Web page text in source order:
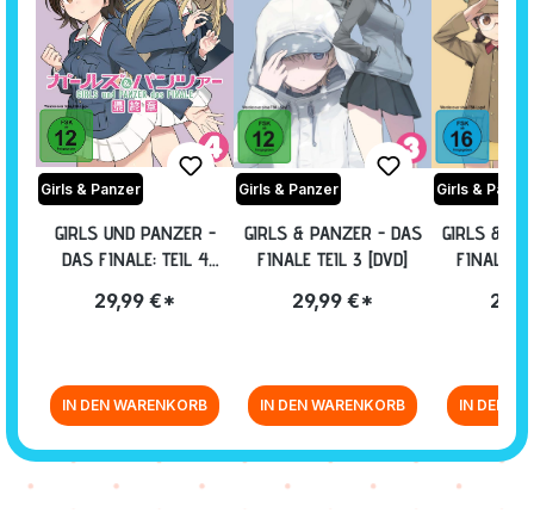
Girls & Panzer
GIRLS UND PANZER -
DAS FINALE: TEIL 4
29,99 €*
IN DEN WARENKORB
Girls & Panzer
GIRLS & PANZER - DAS
FINALE TEIL 3 [DVD]
29,99 €*
IN DEN WARENKORB
Girls &
GIRLS &
FINALE
IN DEN
Zurück zur Vor-/Zurück-Navigation